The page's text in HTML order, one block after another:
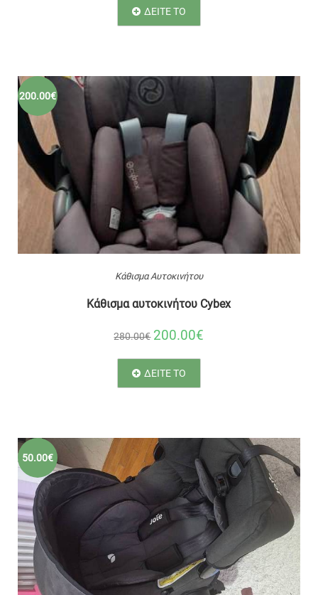
ΔΕΙΤΕ ΤΟ
200.00€
Κάθισμα Αυτοκινήτου
Κάθισμα αυτοκινήτου Cybex
280.00€ 200.00€
ΔΕΙΤΕ ΤΟ
50.00€